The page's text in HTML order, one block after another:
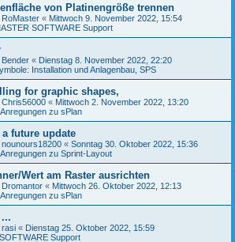
von Platinengröße trennen
RoMaster « Mittwoch 9. November 2022, 15:54
SOFTWARE Support
Bender « Dienstag 8. November 2022, 22:20
Installation und Anlagenbau, SPS
for graphic shapes,
Chris56000 « Mittwoch 2. November 2022, 13:20
zu sPlan
future update
nounours18200 « Sonntag 30. Oktober 2022, 15:36
zu Sprint-Layout
Wert am Raster ausrichten
Dromantor « Mittwoch 26. Oktober 2022, 12:13
zu sPlan
rasi « Dienstag 25. Oktober 2022, 15:59
Support